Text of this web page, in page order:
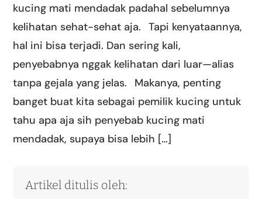
kucing mati mendadak padahal sebelumnya
kelihatan sehat-sehat aja.⠀Tapi kenyataannya,
hal ini bisa terjadi. Dan sering kali,
penyebabnya nggak kelihatan dari luar—alias
tanpa gejala yang jelas.⠀Makanya, penting
banget buat kita sebagai pemilik kucing untuk
tahu apa aja sih penyebab kucing mati
mendadak, supaya bisa lebih […]
Artikel ditulis oleh: